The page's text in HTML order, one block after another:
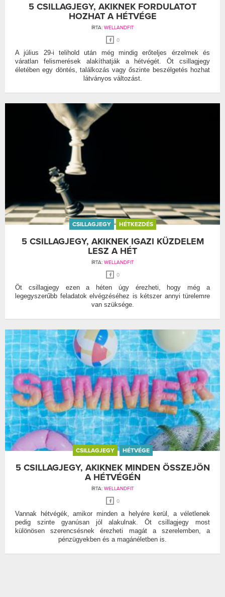
5 CSILLAGJEGY, AKIKNEK FORDULATOT
HOZHAT A HÉTVÉGE
ÍRTA: WELLANDFIT
0
A július 29-i telihold után még mindig erőteljes érzelmek és
váratlan felismerések alakíthatják a hétvégét. Öt csillagjegy
életében egy döntés, találkozás vagy őszinte beszélgetés hozhat
látványos változást.
CSILLAGJEGY HÉTKEZDÉS
5 CSILLAGJEGY, AKIKNEK IGAZI KÜZDELEM
LESZ A HÉT
ÍRTA: WELLANDFIT
0
Öt csillagjegy ezen a héten úgy érezheti, hogy még a
legegyszerűbb feladatok elvégzéséhez is kétszer annyi türelemre
van szüksége.
CSILLAGJEGY HÉTVÉGE
5 CSILLAGJEGY, AKIKNEK MINDEN ÖSSZEJÖN
A HÉTVÉGÉN
ÍRTA: WELLANDFIT
0
Vannak hétvégék, amikor minden a helyére kerül, a véletlenek
pedig szinte gyanúsan jól alakulnak. Öt csillagjegy most
különösen szerencsésnek érezheti magát a szerelemben, a
pénzügyekben és a magánéletben is.